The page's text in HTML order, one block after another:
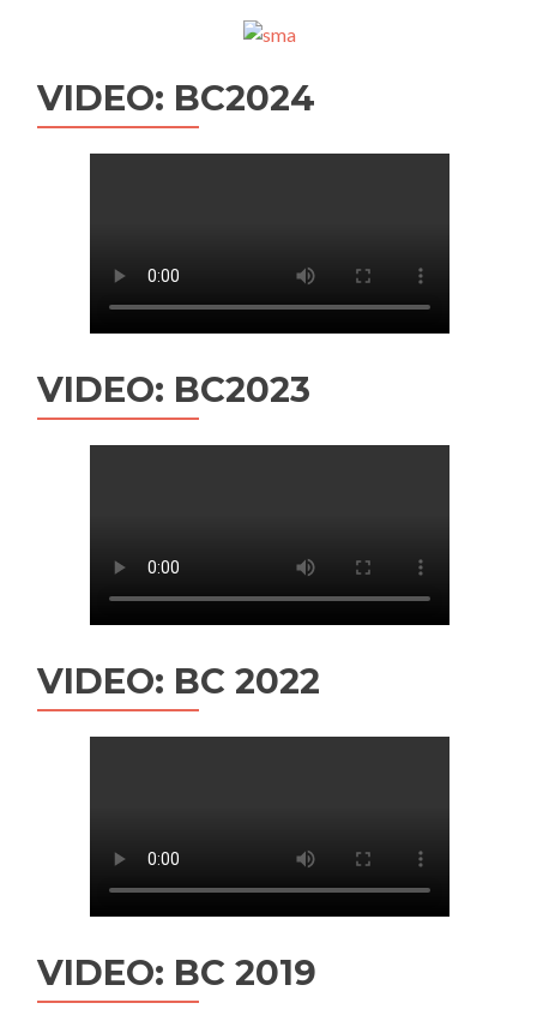
VIDEO: BC2024
VIDEO: BC2023
VIDEO: BC 2022
VIDEO: BC 2019